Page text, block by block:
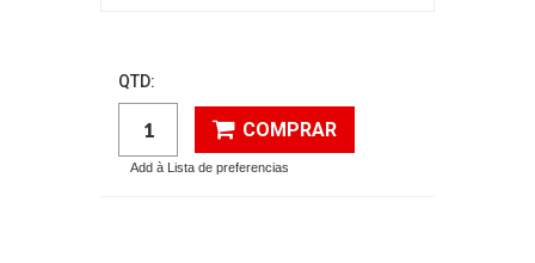
QTD:
COMPRAR
Add à Lista de preferencias